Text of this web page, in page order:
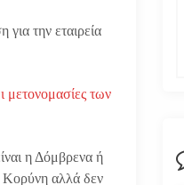
για την εταιρεία
μετονομασίες των
η Δόμβρενα ή
αλλά δεν